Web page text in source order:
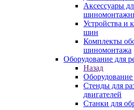
Аксессуары
Устройства и
шин
Комплекты
шиномонтажа
Оборудование для
Назад
Оборудование
Стенды для
двигателей
Станки для